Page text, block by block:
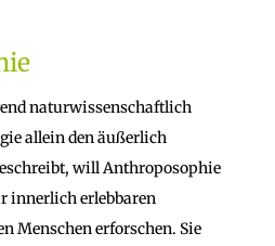
naturwissenschaftlich
allein den äußerlich
will Anthroposophie
innerlich erlebbaren
Menschen erforschen. Sie